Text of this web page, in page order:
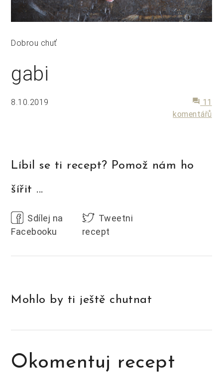
Dobrou chuť
gabi
8.10.2019 forum 11
komentářů
Líbil se ti recept? Pomož nám ho
šířit ...
Sdílej na
Facebooku
Tweetni
recept
Mohlo by ti ještě chutnat
Okomentuj recept